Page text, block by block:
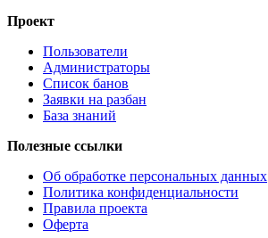
Проект
Пользователи
Администраторы
Список банов
Заявки на разбан
База знаний
Полезные ссылки
Об обработке персональных данных
Политика конфиденциальности
Правила проекта
Оферта